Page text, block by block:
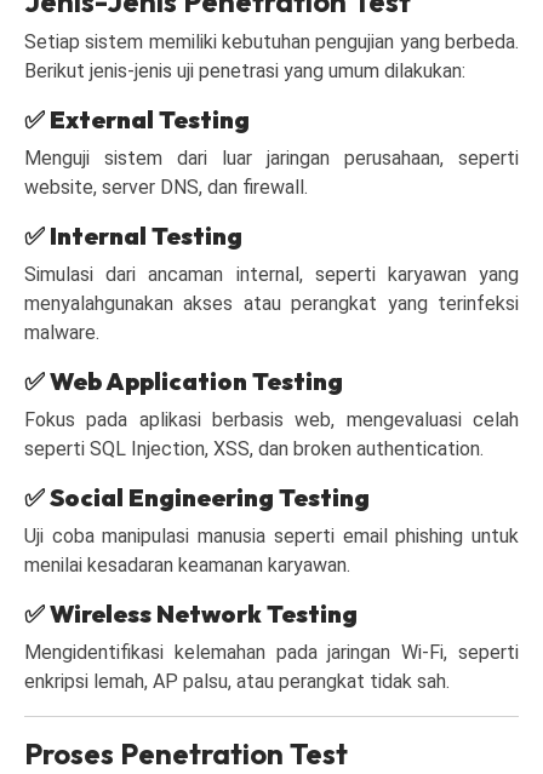
Setiap sistem memiliki kebutuhan pengujian yang berbeda.
Berikut jenis-jenis uji penetrasi yang umum dilakukan:
✅ External Testing
Menguji sistem dari luar jaringan perusahaan, seperti
website, server DNS, dan firewall.
✅ Internal Testing
Simulasi dari ancaman internal, seperti karyawan yang
menyalahgunakan akses atau perangkat yang terinfeksi
malware.
✅Web Application Testing
Fokus pada aplikasi berbasis web, mengevaluasi celah
seperti SQL Injection, XSS, dan broken authentication.
✅Social Engineering Testing
Uji coba manipulasi manusia seperti email phishing untuk
menilai kesadaran keamanan karyawan.
✅Wireless Network Testing
Mengidentifikasi kelemahan pada jaringan Wi-Fi, seperti
enkripsi lemah, AP palsu, atau perangkat tidak sah.
Proses Penetration Test